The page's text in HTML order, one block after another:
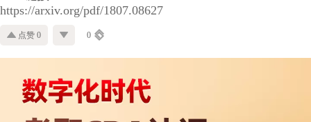
https://arxiv.org/pdf/1807.08627
点赞 0 0